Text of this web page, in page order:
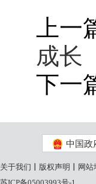
上一
成长
下一
中国政
关于我们 版权声明 网站